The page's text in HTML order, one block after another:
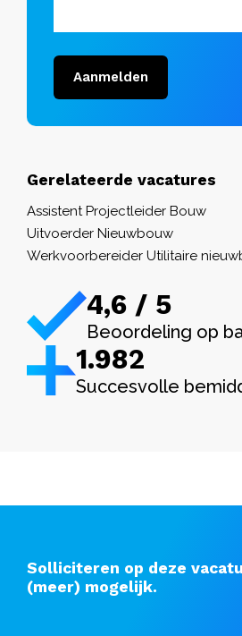
Aanmelden
Gerelateerde vacatures
Assistent Projectleider Bouw
Uitvoerder Nieuwbouw
Werkvoorbereider Utilitaire
4,6 / 5
Beoordeling op
1.982
Succesvolle
Solliciteren op deze
(meer) mogelijk.